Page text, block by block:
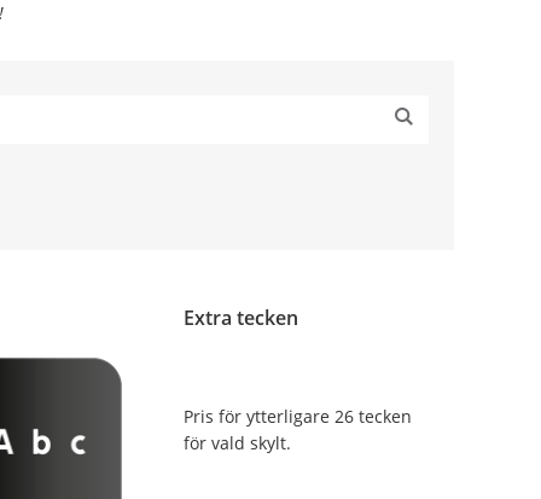
Extra tecken
Pris för ytterligare 26 tecken
för vald skylt.